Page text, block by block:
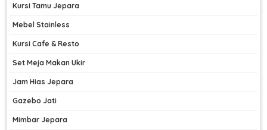
Kursi Tamu Jepara
Mebel Stainless
Kursi Cafe & Resto
Set Meja Makan Ukir
Jam Hias Jepara
Gazebo Jati
Mimbar Jepara